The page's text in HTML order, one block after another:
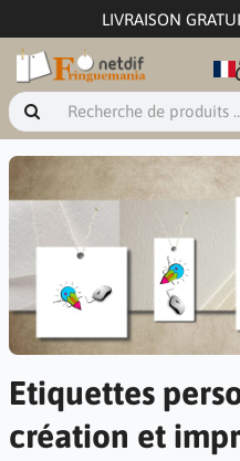
LIVRAISON
Etiquettes
création et